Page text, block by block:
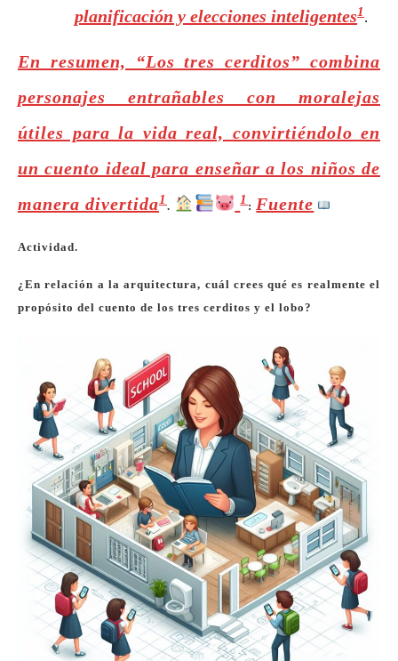
planificación y elecciones inteligentes1.
En resumen, “Los tres cerditos” combina
personajes entrañables con moralejas
útiles para la vida real, convirtiéndolo en
un cuento ideal para enseñar a los niños de
manera divertida1 . 1 :Fuente
Actividad.
¿En relación a la arquitectura, cuál crees qué es realmente el
propósito del cuento de los tres cerditos y el lobo?